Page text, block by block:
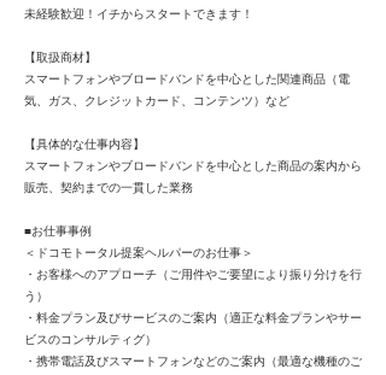
未経験歓迎！イチからスタートできます！
【取扱商材】
スマートフォンやブロードバンドを中心とした関連商品（電
気、ガス、クレジットカード、コンテンツ）など
【具体的な仕事内容】
スマートフォンやブロードバンドを中心とした商品の案内から
販売、契約までの一貫した業務
■お仕事事例
＜ドコモトータル提案ヘルパーのお仕事＞
・お客様へのアプローチ（ご用件やご要望により振り分けを行
う）
・料金プラン及びサービスのご案内（適正な料金プランやサー
ビスのコンサルティグ）
・携帯電話及びスマートフォンなどのご案内（最適な機種のご